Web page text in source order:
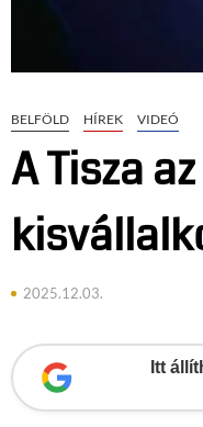
BELFÖLD HÍREK VIDEÓ
A Tisza
2025.12.03.
Itt